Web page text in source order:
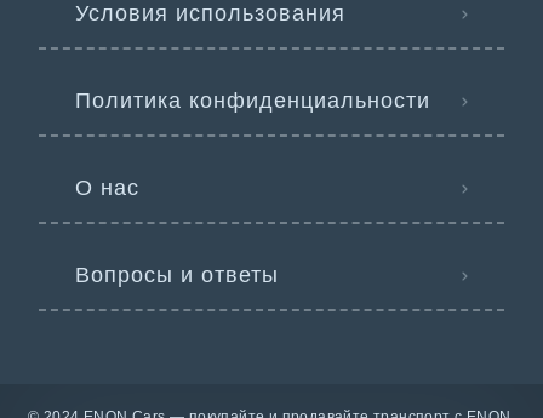
Условия использования
Политика конфиденциальности
О нас
Вопросы и ответы